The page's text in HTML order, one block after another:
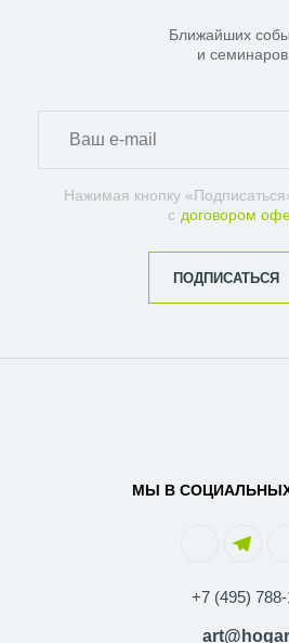
Ближайших
и семинаров
Нажимая кнопку
с договором
ПОДПИСАТЬСЯ
МЫ В
+7 (495)